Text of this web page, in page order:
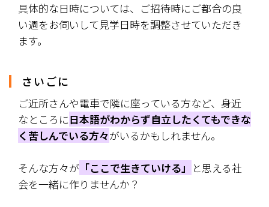
具体的な日時については、ご招待時にご都合の良
い週をお伺いして見学日時を調整させていただき
ます。
さいごに
ご近所さんや電車で隣に座っている方など、身近
なところに日本語がわからず自立したくてもできな
く苦しんでいる方々がいるかもしれません。
そんな方々が 「ここで生きていける」 と思える社
会を一緒に作りませんか？